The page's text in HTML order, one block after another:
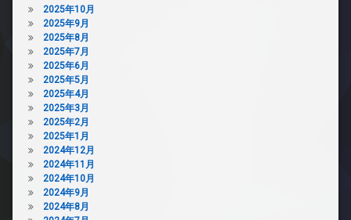
2025年10月
2025年9月
2025年8月
2025年7月
2025年6月
2025年5月
2025年4月
2025年3月
2025年2月
2025年1月
2024年12月
2024年11月
2024年10月
2024年9月
2024年8月